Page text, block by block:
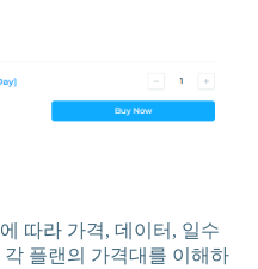
따라 가격, 데이터, 일수
플랜의 가격대를 이해하